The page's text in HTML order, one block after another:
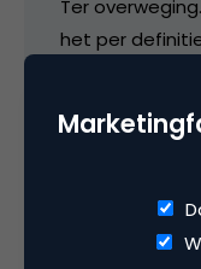
Ter
het per
is dat (nog)
niche nog
een